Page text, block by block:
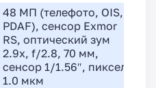
48 МП (телефото, OIS,
PDAF), сенсор Exmor
RS, оптический зум
2.9x, f/2.8, 70 мм,
сенсор 1/1.56″, пиксель
1.0 мкм